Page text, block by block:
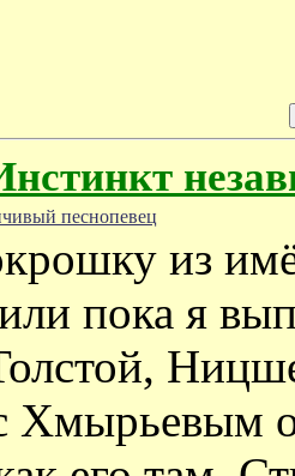
песнопевец
из
пока я
Хмырьевым